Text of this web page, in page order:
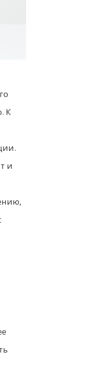
К
и